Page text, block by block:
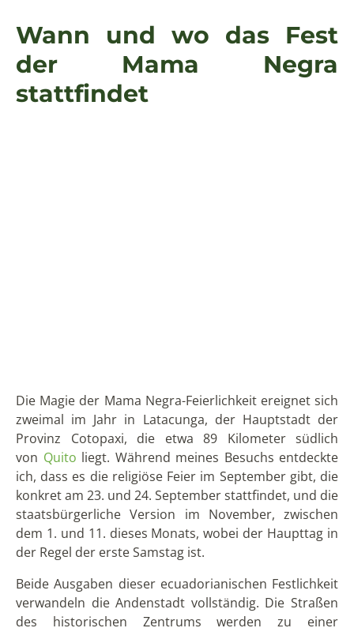
Wann und wo das Fest
der Mama Negra
stattfindet
Die Magie der Mama Negra-Feierlichkeit ereignet sich
zweimal im Jahr in Latacunga, der Hauptstadt der
Provinz Cotopaxi, die etwa 89 Kilometer südlich
von Quito liegt. Während meines Besuchs entdeckte
ich, dass es die religiöse Feier im September gibt, die
konkret am 23. und 24. September stattfindet, und die
staatsbürgerliche Version im November, zwischen
dem 1. und 11. dieses Monats, wobei der Haupttag in
der Regel der erste Samstag ist.
Beide Ausgaben dieser ecuadorianischen Festlichkeit
verwandeln die Andenstadt vollständig. Die Straßen
des historischen Zentrums werden zu einer